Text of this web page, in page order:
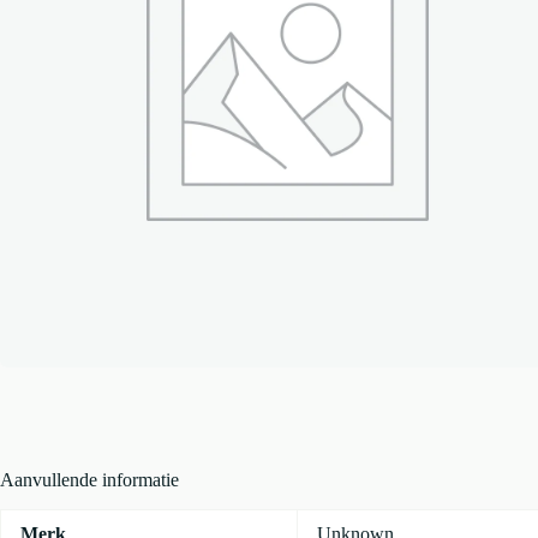
Aanvullende informatie
Merk Unknown